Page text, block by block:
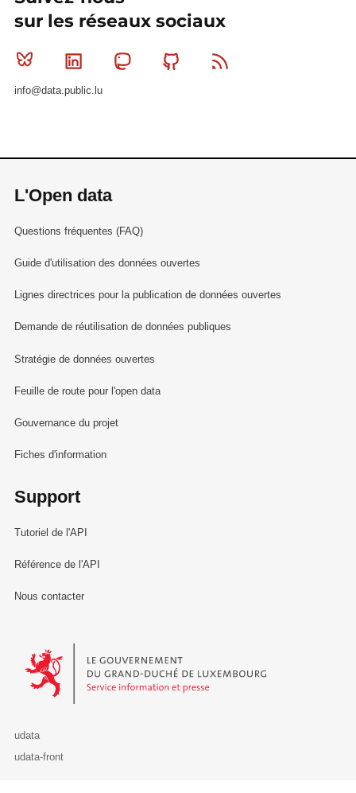
sur les réseaux sociaux
Bluesky Linkedin MastodonGithub
info@data.public.lu
L'Open data
Questions fréquentes (FAQ)
Guide d'utilisation des données ouvertes
Lignes directrices pour la publication de données ouvertes
Demande de réutilisation de données publiques
Stratégie de données ouvertes
Feuille de route pour l'open data
Gouvernance du projet
Fiches d'information
Support
Tutoriel de l'API
Référence de l'API
Nous contacter
Le Gouvernement du Grand-Duché de Luxembourg - Service
udata
udata-front